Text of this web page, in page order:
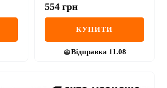
554 грн
КУПИТИ
Відправка 11.08